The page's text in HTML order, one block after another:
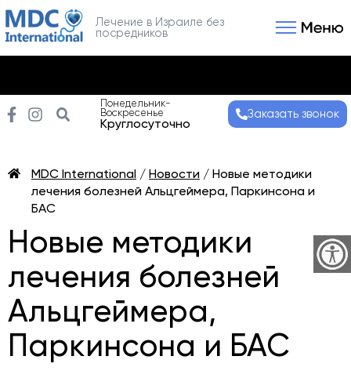
Лечение в Израиле без
посредников
Понедельник-
Воскресенье
Круглосуточно
Заказать звонок
MDC International / Новости / Новые методики
лечения болезней Альцгеймера, Паркинсона и
БАС
Новые методики
лечения болезней
Альцгеймера,
Паркинсона и БАС